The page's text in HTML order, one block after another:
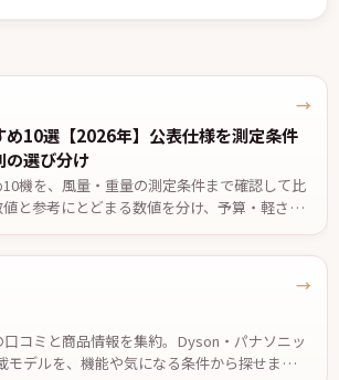
め10選【2026年】公表仕様を測定条件
の選び分け
機を、風量・重量の測定条件まで確認して比
と参考にとどまる数値を分け、予算・軽さ・
→
口コミと商品情報を集約。Dyson・パナソニッ
モデルを、機能や気になる条件から探せます。
→